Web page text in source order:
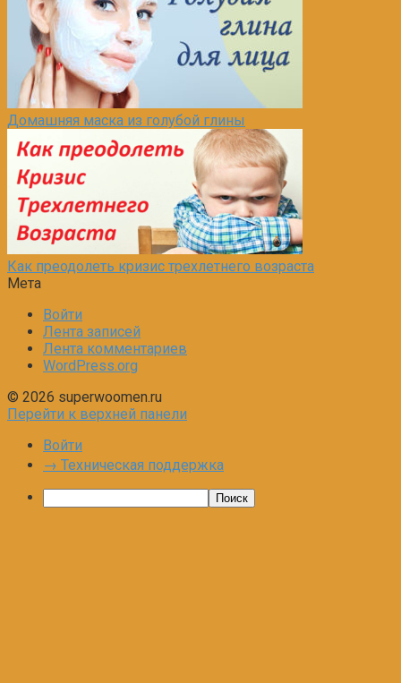
Домашняя маска из голубой глины
Как преодолеть кризис трехлетнего возраста
Мета
Войти
Лента записей
Лента комментариев
WordPress.org
© 2026 superwoomen.ru
Перейти к верхней панели
Войти
→ Техническая поддержка
Поиск